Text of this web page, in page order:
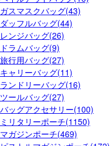
ガスマスクバッグ(43)
ダッフルバッグ(44)
レンジバッグ(26)
ドラムバッグ(9)
旅行用バッグ(27)
キャリーバッグ(11)
ランドリーバッグ(16)
ツールバッグ(27)
バッグアクセサリー(100)
ミリタリーポーチ(1150)
マガジンポーチ(469)